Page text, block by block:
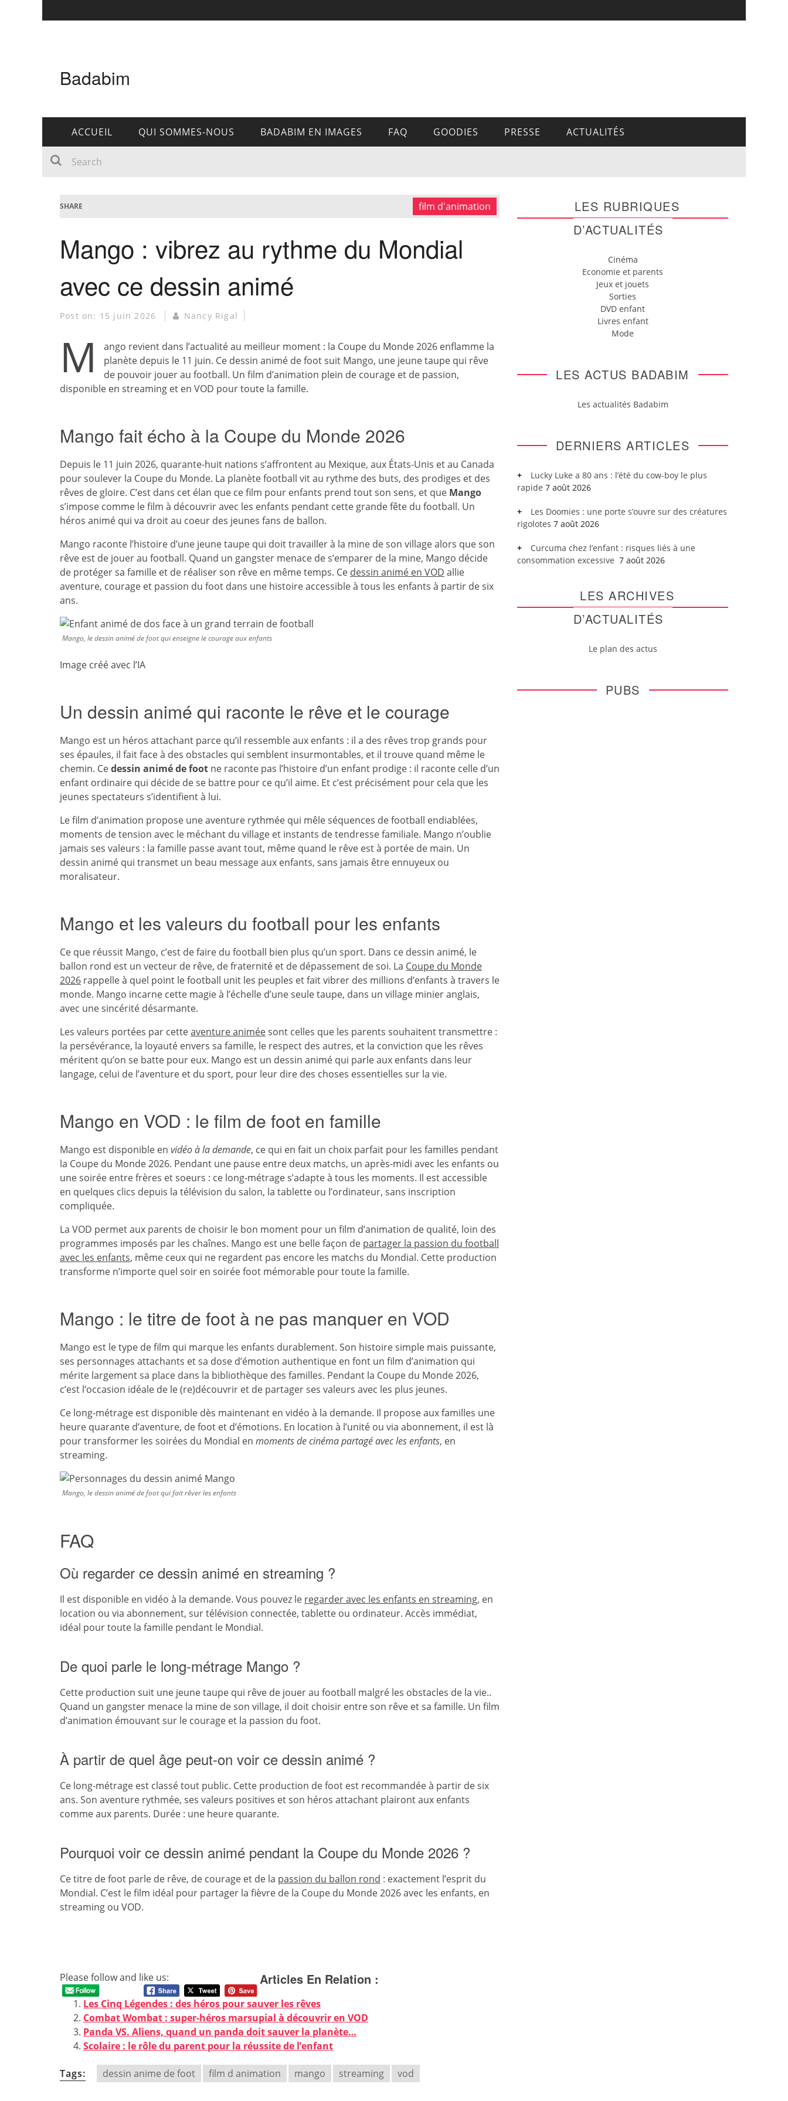
Badabim
ACCUEIL QUI SOMMES-NOUS BADABIM EN IMAGES FAQ GOODIES PRESSE ACTUALITÉS
SHARE film d'animation
Mango : vibrez au rythme du Mondial
avec ce dessin animé
Post on: 15 juin 2026 Nancy Rigal
M
ango revient dans l’actualité au meilleur moment : la Coupe du Monde 2026 enflamme la
planète depuis le 11 juin. Ce dessin animé de foot suit Mango, une jeune taupe qui rêve
de pouvoir jouer au football. Un film d’animation plein de courage et de passion,
disponible en streaming et en VOD pour toute la famille.
Mango fait écho à la Coupe du Monde 2026
Depuis le 11 juin 2026, quarante-huit nations s’affrontent au Mexique, aux États-Unis et au Canada
pour soulever la Coupe du Monde. La planète football vit au rythme des buts, des prodiges et des
rêves de gloire. C’est dans cet élan que ce film pour enfants prend tout son sens, et que Mango
s’impose comme le film à découvrir avec les enfants pendant cette grande fête du football. Un
héros animé qui va droit au coeur des jeunes fans de ballon.
Mango raconte l’histoire d’une jeune taupe qui doit travailler à la mine de son village alors que son
rêve est de jouer au football. Quand un gangster menace de s’emparer de la mine, Mango décide
de protéger sa famille et de réaliser son rêve en même temps. Ce dessin animé en VOD allie
aventure, courage et passion du foot dans une histoire accessible à tous les enfants à partir de six
ans.
Mango, le dessin animé de foot qui enseigne le courage aux enfants
Image créé avec l’IA
Un dessin animé qui raconte le rêve et le courage
Mango est un héros attachant parce qu’il ressemble aux enfants : il a des rêves trop grands pour
ses épaules, il fait face à des obstacles qui semblent insurmontables, et il trouve quand même le
chemin. Cedessin animé de foot ne raconte pas l’histoire d’un enfant prodige : il raconte celle d’un
enfant ordinaire qui décide de se battre pour ce qu’il aime. Et c’est précisément pour cela que les
jeunes spectateurs s’identifient à lui.
Le film d’animation propose une aventure rythmée qui mêle séquences de football endiablées,
moments de tension avec le méchant du village et instants de tendresse familiale. Mango n’oublie
jamais ses valeurs : la famille passe avant tout, même quand le rêve est à portée de main. Un
dessin animé qui transmet un beau message aux enfants, sans jamais être ennuyeux ou
moralisateur.
Mango et les valeurs du football pour les enfants
Ce que réussit Mango, c’est de faire du football bien plus qu’un sport. Dans ce dessin animé, le
ballon rond est un vecteur de rêve, de fraternité et de dépassement de soi. La Coupe du Monde
2026 rappelle à quel point le football unit les peuples et fait vibrer des millions d’enfants à travers le
monde. Mango incarne cette magie à l’échelle d’une seule taupe, dans un village minier anglais,
avec une sincérité désarmante.
Les valeurs portées par cetteaventure animéesont celles que les parents souhaitent transmettre :
la persévérance, la loyauté envers sa famille, le respect des autres, et la conviction que les rêves
méritent qu’on se batte pour eux. Mango est un dessin animé qui parle aux enfants dans leur
langage, celui de l’aventure et du sport, pour leur dire des choses essentielles sur la vie.
Mango en VOD : le film de foot en famille
Mango est disponible en vidéo à la demande, ce qui en fait un choix parfait pour les familles pendant
la Coupe du Monde 2026. Pendant une pause entre deux matchs, un après-midi avec les enfants ou
une soirée entre frères et soeurs : ce long-métrage s’adapte à tous les moments. Il est accessible
en quelques clics depuis la télévision du salon, la tablette ou l’ordinateur, sans inscription
compliquée.
La VOD permet aux parents de choisir le bon moment pour un film d’animation de qualité, loin des
programmes imposés par les chaînes. Mango est une belle façon de partager la passion du football
avec les enfants, même ceux qui ne regardent pas encore les matchs du Mondial. Cette production
transforme n’importe quel soir en soirée foot mémorable pour toute la famille.
Mango : le titre de foot à ne pas manquer en VOD
Mango est le type de film qui marque les enfants durablement. Son histoire simple mais puissante,
ses personnages attachants et sa dose d’émotion authentique en font un film d’animation qui
mérite largement sa place dans la bibliothèque des familles. Pendant la Coupe du Monde 2026,
c’est l’occasion idéale de le (re)découvrir et de partager ses valeurs avec les plus jeunes.
Ce long-métrage est disponible dès maintenant en vidéo à la demande. Il propose aux familles une
heure quarante d’aventure, de foot et d’émotions. En location à l’unité ou via abonnement, il est là
pour transformer les soirées du Mondial en moments de cinéma partagé avec les enfants, en
streaming.
Mango, le dessin animé de foot qui fait rêver les enfants
FAQ
Où regarder ce dessin animé en streaming ?
Il est disponible en vidéo à la demande. Vous pouvez le regarder avec les enfants en streaming, en
location ou via abonnement, sur télévision connectée, tablette ou ordinateur. Accès immédiat,
idéal pour toute la famille pendant le Mondial.
De quoi parle le long-métrage Mango ?
Cette production suit une jeune taupe qui rêve de jouer au football malgré les obstacles de la vie..
Quand un gangster menace la mine de son village, il doit choisir entre son rêve et sa famille. Un film
d’animation émouvant sur le courage et la passion du foot.
À partir de quel âge peut-on voir ce dessin animé ?
Ce long-métrage est classé tout public. Cette production de foot est recommandée à partir de six
ans. Son aventure rythmée, ses valeurs positives et son héros attachant plairont aux enfants
comme aux parents. Durée : une heure quarante.
Pourquoi voir ce dessin animé pendant la Coupe du Monde 2026 ?
Ce titre de foot parle de rêve, de courage et de la passion du ballon rond : exactement l’esprit du
Mondial. C’est le film idéal pour partager la fièvre de la Coupe du Monde 2026 avec les enfants, en
streaming ou VOD.
Please follow and like us: Articles En Relation :
Les Cinq Légendes : des héros pour sauver les rêves
Combat Wombat : super-héros marsupial à découvrir en VOD
Panda VS. Aliens, quand un panda doit sauver la planète…
Scolaire : le rôle du parent pour la réussite de l’enfant
Tags: dessin anime de foot film d animation mango streaming vod
LES RUBRIQUES
D’ACTUALITÉS
Cinéma
Economie et parents
Jeux et jouets
Sorties
DVD enfant
Livres enfant
Mode
LES ACTUS BADABIM
Les actualités Badabim
DERNIERS ARTICLES
Lucky Luke a 80 ans : l’été du cow-boy le plus
rapide 7 août 2026
Les Doomies : une porte s’ouvre sur des créatures
rigolotes 7 août 2026
Curcuma chez l’enfant : risques liés à une
consommation excessive 7 août 2026
LES ARCHIVES
D’ACTUALITÉS
Le plan des actus
PUBS